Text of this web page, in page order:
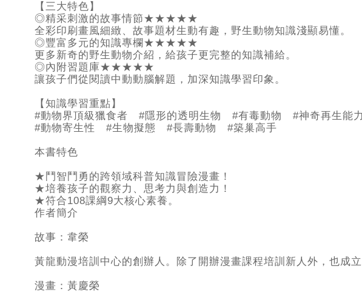
【三大特色】
◎精采刺激的故事情節★★★★★
全彩印刷畫風細緻、故事題材生動有趣，野生動物知識淺顯易懂。
◎豐富多元的知識專欄★★★★★
更多新奇的野生動物介紹，給孩子更完整的知識補給。
◎內附習題庫★★★★★
讓孩子們從閱讀中動動腦解題，加深知識學習印象。
【知識學習重點】
#動物界頂級獵食者 #隱形的透明生物 #有毒動物 #神奇再生能力
#動物寄生性 #生物擬態 #長壽動物 #築巢高手
本書特色
★鬥智鬥勇的跨領域科普知識冒險漫畫！
★培養孩子的觀察力、思考力與創造力！
★符合108課綱9大核心素養。
作者簡介
故事：韋榮
黃龍動漫培訓中心的創辦人。除了開辦漫畫課程培訓新人外，也成
漫畫：黃慶榮